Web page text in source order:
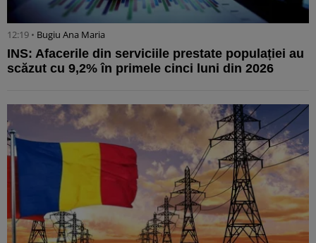
12:19 • Bugiu ⁠Ana Maria
INS: Afacerile din serviciile prestate populației au
scăzut cu 9,2% în primele cinci luni din 2026